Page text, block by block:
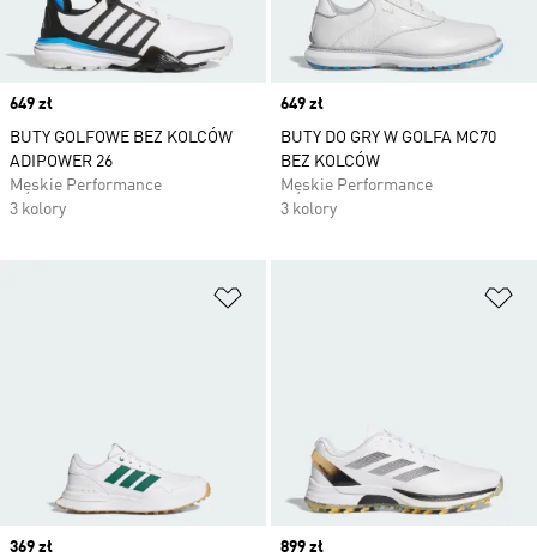
Price
649 zł
BUTY GOLFOWE BEZ KOLCÓW
ADIPOWER 26
Męskie Performance
3 kolory
Price
649 zł
BUTY DO GRY W GOLFA MC70
BEZ KOLCÓW
Męskie Performance
3 kolory
Price
369 zł
Price
899 zł